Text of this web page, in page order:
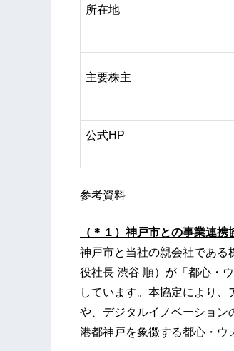
所在地
主要株主
公式HP
参考資料
（＊１）神戸市との事業連携
神戸市と当社の親会社である
役社長 渋谷 順）が「都心・
しています。本協定により
や、デジタルイノベーション
港都神戸を象徴する都心・ウ